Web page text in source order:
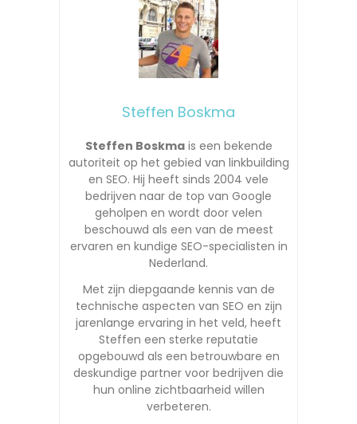
Steffen Boskma
Steffen Boskmais een bekende
autoriteit op het gebied van linkbuilding
en SEO. Hij heeft sinds 2004 vele
bedrijven naar de top van Google
geholpen en wordt door velen
beschouwd als een van de meest
ervaren en kundige SEO-specialisten in
Nederland.
Met zijn diepgaande kennis van de
technische aspecten van SEO en zijn
jarenlange ervaring in het veld, heeft
Steffen een sterke reputatie
opgebouwd als een betrouwbare en
deskundige partner voor bedrijven die
hun online zichtbaarheid willen
verbeteren.